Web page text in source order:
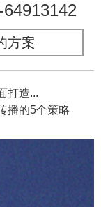
方案
打造...
播的5个策略